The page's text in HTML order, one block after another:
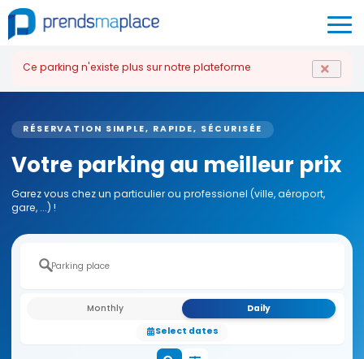
Ce parking n'existe plus sur notre plateforme
RÉSERVATION SIMPLE, RAPIDE, SÉCURISÉE
Votre parking au meilleur prix
Garez vous chez un particulier ou professionel (ville, aéroport,
gare, ...) !
Monthly
Daily
Select dates